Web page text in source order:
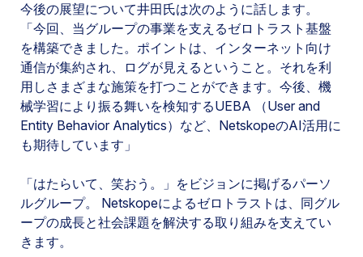
今後の展望について井田氏は次のように話します。
「今回、当グループの事業を支えるゼロトラスト基盤
を構築できました。ポイントは、インターネット向け
通信が集約され、ログが見えるということ。それを利
用しさまざまな施策を打つことができます。今後、機
械学習により振る舞いを検知するUEBA （User and
Entity Behavior Analytics）など、NetskopeのAI活用に
も期待しています」
「はたらいて、笑おう。」をビジョンに掲げるパーソ
ルグループ。 Netskopeによるゼロトラストは、同グル
ープの成長と社会課題を解決する取り組みを支えてい
きます。